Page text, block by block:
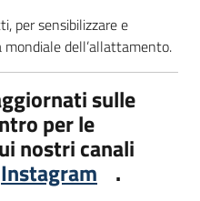
per sensibilizzare e
dell’allattamento.
sulle
per le
nostri canali
Instagram .